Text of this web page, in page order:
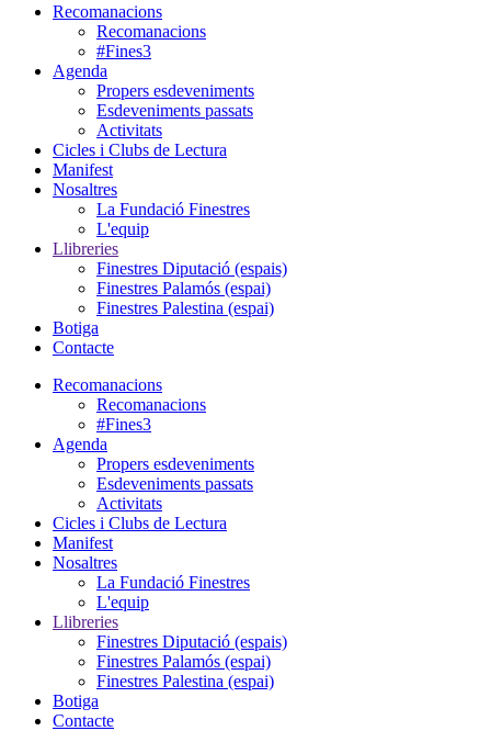
Recomanacions
Recomanacions
#Fines3
Agenda
Propers esdeveniments
Esdeveniments passats
Activitats
Cicles i Clubs de Lectura
Manifest
Nosaltres
La Fundació Finestres
L'equip
Llibreries
Finestres Diputació (espais)
Finestres Palamós (espai)
Finestres Palestina (espai)
Botiga
Contacte
Recomanacions
Recomanacions
#Fines3
Agenda
Propers esdeveniments
Esdeveniments passats
Activitats
Cicles i Clubs de Lectura
Manifest
Nosaltres
La Fundació Finestres
L'equip
Llibreries
Finestres Diputació (espais)
Finestres Palamós (espai)
Finestres Palestina (espai)
Botiga
Contacte